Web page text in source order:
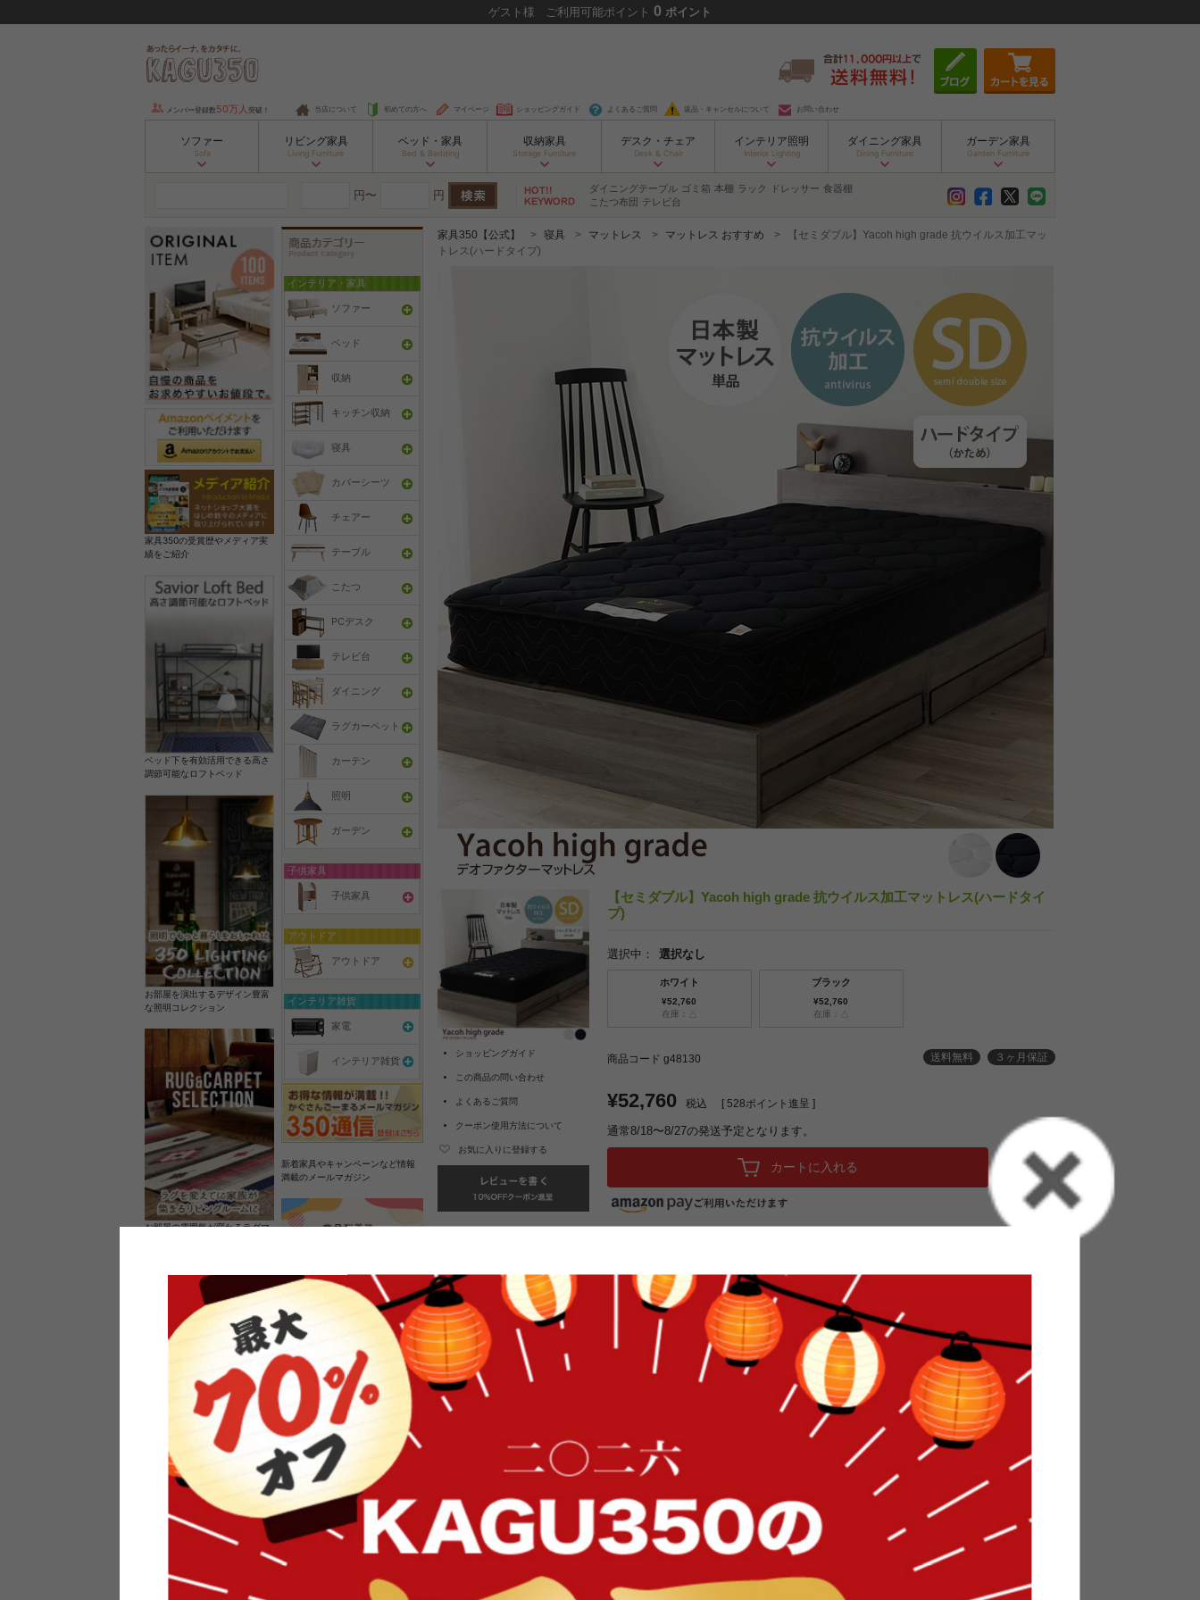
ゲスト 様 ご利用可能ポイント 0 ポイント
メンバー登録数 50万人 突破！ 当店について 初めての方へ マイページ ショッピングガイド よくあるご質問 返品・キャンセルについて お問い合わせ
ソファー
Sofa
リビング家具
Living Furniture
ベッド・家具
Bed & Bedding
収納家具
Storage Furniture
デスク・チェア
Desk & Chair
インテリア照明
Interior Lighting
ダイニング家具
Dining Furniture
ガーデン家具
Garden Furniture
円〜 円 ダイニングテーブル ゴミ箱 本棚 ラック ドレッサー 食器棚
こたつ布団 テレビ台
家具350の受賞歴やメディア実
績をご紹介
ベッド下を有効活用できる高さ
調節可能なロフトベッド
お部屋を演出するデザイン豊富
な照明コレクション
お部屋の雰囲気が変わるラグマ
素材の良さを活かしたウッドソ
ケットのペンダントライト
インフォメーション
よくあるご質問
インテリア・家具
ソファー
ベッド
収納
キッチン収納
寝具
カバーシーツ
チェアー
テーブル
こたつ
PCデスク
テレビ台
ダイニング
ラグカーペット
カーテン
照明
ガーデン
子供家具
子供家具
アウトドア
アウトドア
インテリア雑貨
家電
インテリア雑貨
新着家具やキャンペーンなど情報
満載のメールマガジン
家具のレビューを書くと10%OFFク
ーポンプレゼント
オフィスやモデルハウスなどイン
家具350【公式】 寝具 マットレス マットレス おすすめ
【セミダブル】Yacoh high grade 抗ウイルス加工マッ
トレス(ハードタイプ)
ショッピングガイド
この商品の問い合わせ
よくあるご質問
クーポン使用方法について
お気に入りに登録する
【セミダブル】Yacoh high grade 抗ウイルス加工マットレス(ハードタイ
プ)
選択中： 選択なし
ホワイト
¥52,760
在庫：△
ブラック
¥52,760
在庫：△
商品コード g48130 送料無料 ３ヶ月保証
¥52,760 税込 [ 528ポイント進呈 ]
通常8/18〜8/27の発送予定となります。
カートに入れる
久性 耐圧分散 厚み23cm 清潔
抗ウイルス加工を施した『Yacoh high grade(夜香ハイグレード)』シリーズのマットレ
ス。特定のウイルスの数を減らし、気になるクロカビや白癬菌も減少させる加工が施
されているので、洗濯のできないマットレスを清潔に保つことが可能です。さらに、
SEKマークを取得し、抗菌防臭にも優れています。ソフト・レギュラー・ハードの3種
類の硬さをご用意いたしましたので、自分の体に合ったマットレスをお選びくださ
い。こちらのぺージではかたさが硬めのハードタイプを購入いただけます。